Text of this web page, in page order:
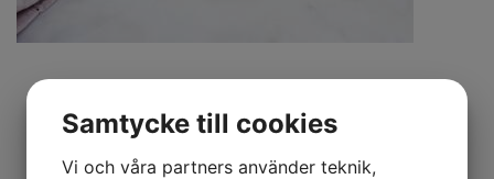
Baljväxtfärs 3 kg
Samtycke till cookies
Vi och våra partners använder teknik,